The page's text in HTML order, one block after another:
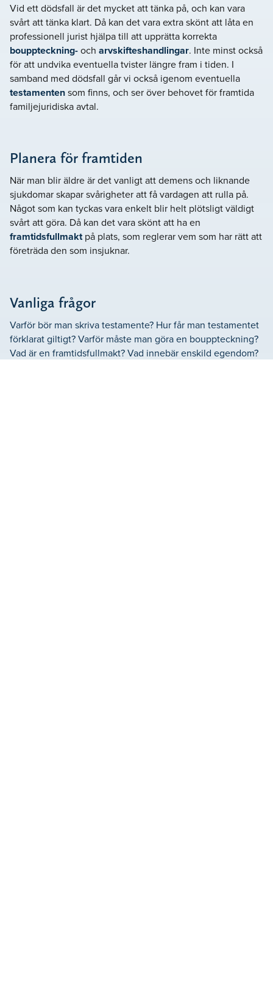
Vid ett dödsfall är det mycket att tänka på, och kan vara
svårt att tänka klart. Då kan det vara extra skönt att låta en
professionell jurist hjälpa till att upprätta korrekta
bouppteckning-och arvskifteshandlingar. Inte minst också
för att undvika eventuella tvister längre fram i tiden. I
samband med dödsfall går vi också igenom eventuella
testamentensom finns, och ser över behovet för framtida
familjejuridiska avtal.
Planera för framtiden
När man blir äldre är det vanligt att demens och liknande
sjukdomar skapar svårigheter att få vardagen att rulla på.
Något som kan tyckas vara enkelt blir helt plötsligt väldigt
svårt att göra. Då kan det vara skönt att ha en
framtidsfullmaktpå plats, som reglerar vem som har rätt att
företräda den som insjuknar.
Vanliga frågor
Varför bör man skriva testamente? Hur får man testamentet
förklarat giltigt?Varför måste man göra en bouppteckning?
Vad är en framtidsfullmakt?Vad innebär enskild egendom?